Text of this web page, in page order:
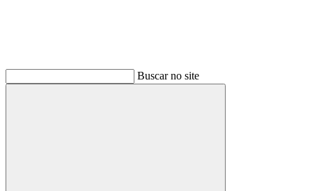
Buscar no site